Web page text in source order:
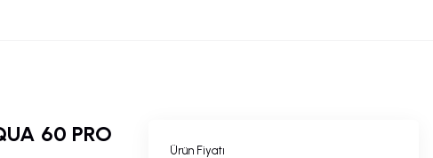
60 PRO
Ürün Fiyatı